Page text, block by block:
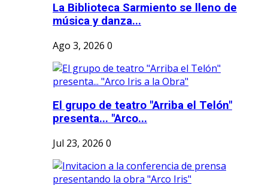
La Biblioteca Sarmiento se lleno de
música y danza...
Ago 3, 2026 0
El grupo de teatro "Arriba el Telón"
presenta... "Arco...
Jul 23, 2026 0